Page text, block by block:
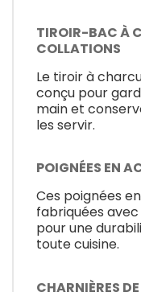
TIROIR-BAC À
COLLATIONS
Le tiroir à
conçu pour
main et
les servir.
POIGNÉES EN
Ces poignées
fabriquées
pour une
toute cuisine.
CHARNIÈRES